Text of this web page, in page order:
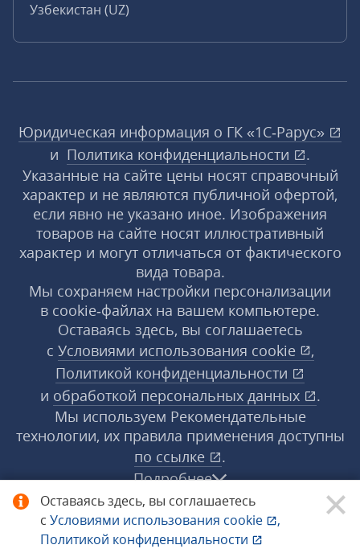
Оставаясь здесь, вы соглашаетесь
с Условиями использования cookie
,
Политикой конфиденциальности
Узбекистан (UZ)
Юридическая информация о ГК «1С‑Рарус»
и Политика конфиденциальности
.
Указанные на сайте цены носят справочный
характер и не являются публичной офертой,
если явно не указано иное. Изображения
товаров на сайте носят иллюстративный
характер и могут отличаться от фактического
вида товара.
Мы сохраняем настройки персонализации
в cookie‑файлах на вашем компьютере.
Оставаясь здесь, вы соглашаетесь
с Условиями использования cookie
,
Политикой конфиденциальности
и обработкой персональных данных
.
Мы используем Рекомендательные
технологии, их правила применения доступны
по ссылке
.
Подробнее
© 1998−2026 «1С‑Рарус» ®. Все права
защищены.